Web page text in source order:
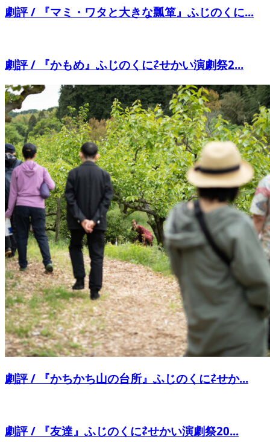
劇評 / 『マミ・ワタと大きな瓢箪』ふじのくに...
劇評 / 『かもめ』ふじのくに⇄せかい演劇祭2...
劇評 / 『かちかち山の台所』ふじのくに⇄せか...
劇評 / 『友達』ふじのくに⇄せかい演劇祭20...